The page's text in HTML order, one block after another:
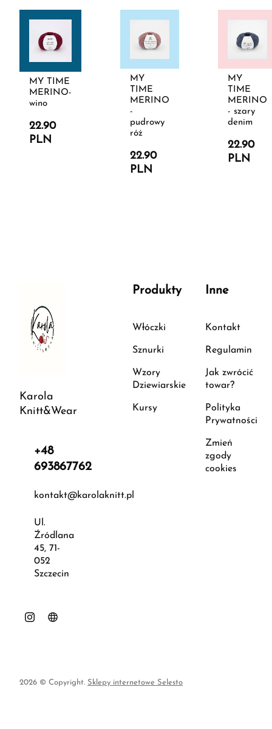
MY TIME
MERINO-
wino
22.90
PLN
MY
TIME
MERINO
-
pudrowy
róż
22.90
PLN
MY
TIME
MERINO
- szary
denim
22.90
PLN
Karola
Knitt&Wear
+48
693867762
kontakt@karolaknitt.pl
Ul.
Źródlana
45, 71-
052
Szczecin
Produkty
Włóczki
Sznurki
Wzory
Dziewiarskie
Kursy
Inne
Kontakt
Regulamin
Jak zwrócić
towar?
Polityka
Prywatności
Zmień
zgody
cookies
2026 © Copyright. Sklepy internetowe Selesto